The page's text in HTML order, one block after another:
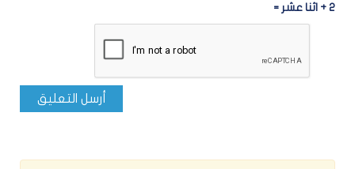
2 + اثنا عشر =
أرسل التعليق